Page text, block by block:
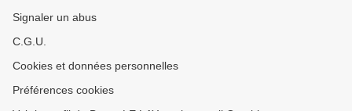
Signaler un abus
C.G.U.
Cookies et données personnelles
Préférences cookies